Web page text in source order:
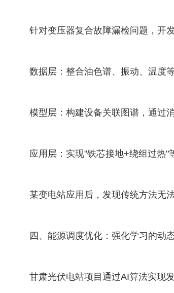
针对变压器复合故障漏检问题，开
数据层：整合油色谱、振动、温度
模型层：构建设备关联图谱，通过
应用层：实现"铁芯接地+绕组过热"
某变电站应用后，发现传统方法无
四、能源调度优化：强化学习的动
甘肃光伏电站项目通过AI算法实现